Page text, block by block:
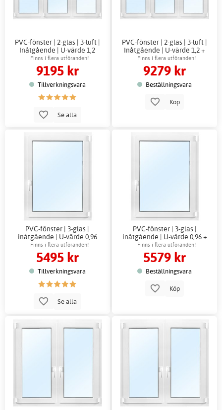
PVC-fönster | 2-glas | 3-luft |
Inåtgående | U-värde 1,2
Finns i flera utföranden!
9195 kr
Tillverkningsvara
Se alla
PVC-fönster | 2-glas | 3-luft |
Inåtgående | U-värde 1,2 +
Karmhylsor
Finns i flera utföranden!
9279 kr
Beställningsvara
Köp
PVC-fönster | 3-glas |
inåtgående | U-värde 0,96
Finns i flera utföranden!
5495 kr
Tillverkningsvara
Se alla
PVC-fönster | 3-glas |
inåtgående | U-värde 0,96 +
Karmhylsor
Finns i flera utföranden!
5579 kr
Beställningsvara
Köp